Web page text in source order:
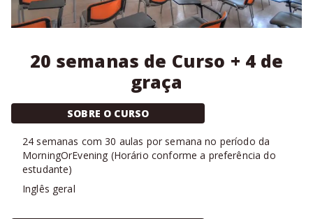
20 semanas de Curso + 4 de
graça
SOBRE O CURSO
24 semanas com 30 aulas por semana no período da
MorningOrEvening (Horário conforme a preferência do
estudante)
Inglês geral